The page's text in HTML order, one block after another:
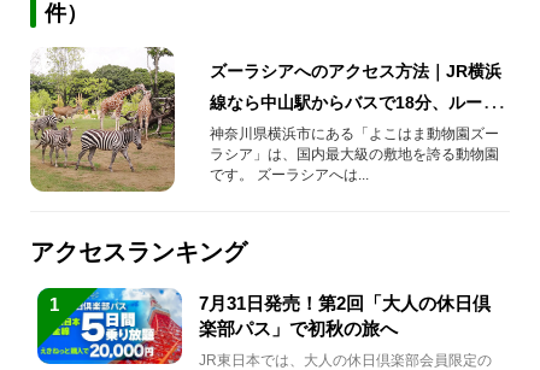
件）
ズーラシアへのアクセス方法｜JR横浜
線なら中山駅からバスで18分、ルート
を写真で解説
神奈川県横浜市にある「よこはま動物園ズー
ラシア」は、国内最大級の敷地を誇る動物園
です。 ズーラシアへは...
アクセスランキング
1
7月31日発売！第2回「大人の休日倶
楽部パス」で初秋の旅へ
JR東日本では、大人の休日倶楽部会員限定の